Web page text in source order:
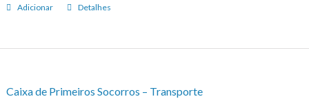
Adicionar Detalhes
Caixa de Primeiros Socorros – Transporte